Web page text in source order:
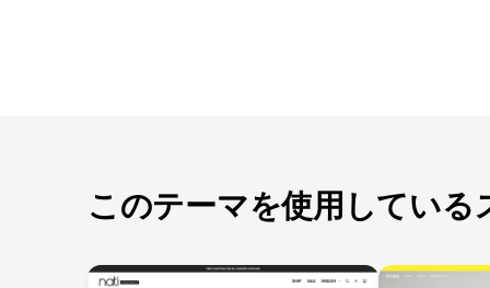
このテーマを使用している